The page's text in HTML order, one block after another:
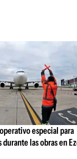
especial para
las obras en